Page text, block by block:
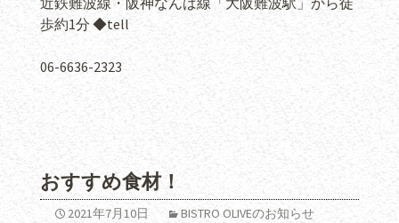
歩約1分 ◆tell
06-6636-2323
おすすめ食材！
2021年7月10日
BISTRO OLIVEのお知らせ